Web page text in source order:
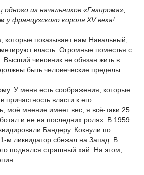
из начальников «Газпрома»,
у французского короля XV века!
которые показывает нам Навальный,
власть. Огромные поместья с
Высший чиновник не обязан жить в
быть человеческие пределы.
У меня есть соображения, которые
причастность власти к его
моё мнение имеет вес, я всё-таки 25
и не на последних ролях. В 1959
Бандеру. Кокнули по
ликвидатор сбежал на Запад. В
поднялся страшный хай. На этом,